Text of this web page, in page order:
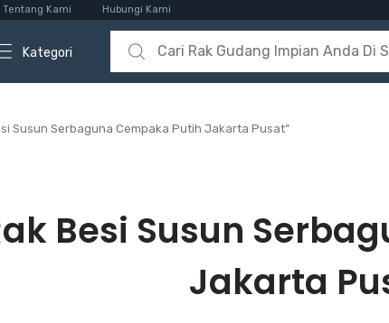
Tentang Kami Hubungi Kami
Kategori
Search for:
Susun Serbaguna Cempaka Putih Jakarta Pusat”
Besi Susun
Jakarta